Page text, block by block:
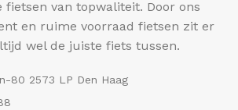
fietsen van topwaliteit. Door ons
en ruime voorraad fietsen zit er
wel de juiste fiets tussen.
80 2573 LP Den Haag